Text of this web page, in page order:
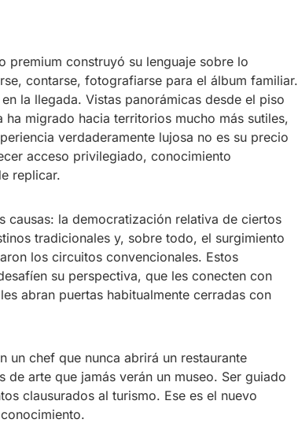
premium construyó su lenguaje sobre lo
contarse, fotografiarse para el álbum familiar.
la llegada. Vistas panorámicas desde el piso
migrado hacia territorios mucho más sutiles,
verdaderamente lujosa no es su precio
acceso privilegiado, conocimiento
replicar.
causas: la democratización relativa de ciertos
tradicionales y, sobre todo, el surgimiento
los circuitos convencionales. Estos
su perspectiva, que les conecten con
abran puertas habitualmente cerradas con
un chef que nunca abrirá un restaurante
arte que jamás verán un museo. Ser guiado
clausurados al turismo. Ese es el nuevo